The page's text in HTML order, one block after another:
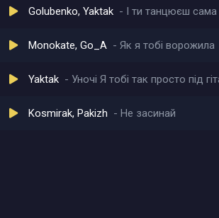
Golubenko, Yaktak І ти танцюєш сама
Monokate, Go_A Як я тобі ворожила
Yaktak Уночі Я тобі так просто під
Kosmirak, Pakizh Не засинай